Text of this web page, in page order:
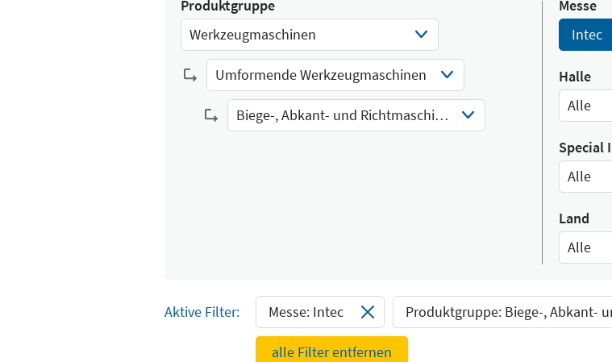
Produktgruppe
Werkzeugmaschinen
Select InputUmformende Werkzeugmaschinen
Select Input
Biege-, Abkant- und Richtmaschinen
Messe
Intec
Halle
Alle
Select
Special
Alle
Select
Land
Alle
Aktive Filter: Messe: Intec Produktgruppe: Biege-, Abkant-
alle Filter entfernen